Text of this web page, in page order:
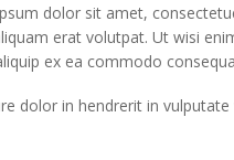
dolor sit amet,
erat volutpat. Ut wisi
ex ea commodo
dolor in hendrerit in